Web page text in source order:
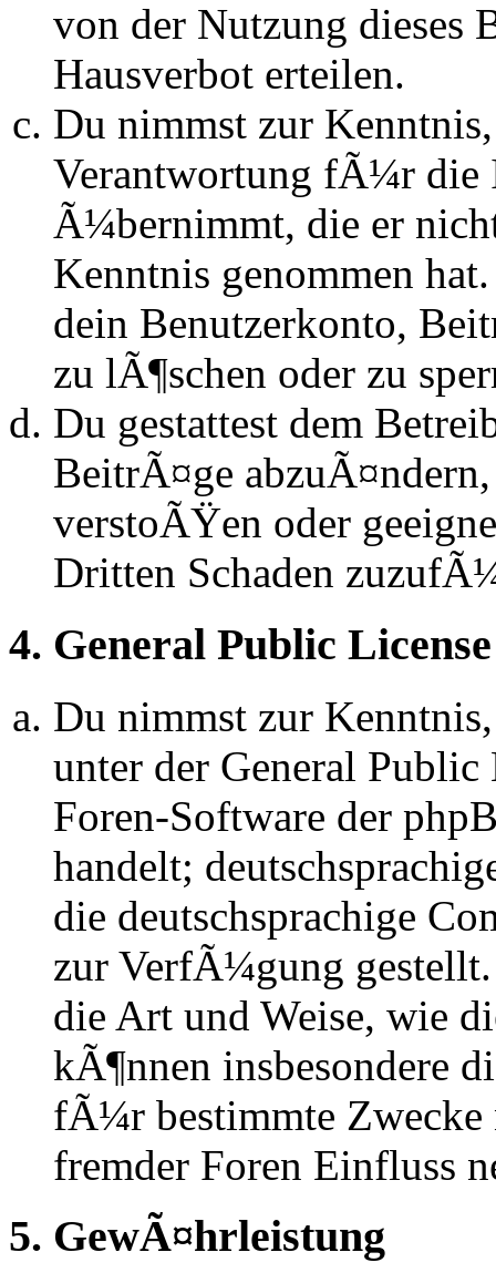
von der Nutzung dieses
Hausverbot erteilen.
Du nimmst zur
Verantwortung fÃ¼r die
Ã¼bernimmt, die er
Kenntnis genommen
dein Benutzerkonto,
zu lÃ¶schen oder zu
Du gestattest dem
BeitrÃ¤ge
verstoÃŸen oder
Dritten Schaden
4. General Public License
Du nimmst zur
unter der General
Foren-Software der
handelt;
die deutschsprachige
zur VerfÃ¼gung
die Art und Weise, wie
kÃ¶nnen insbesondere
fÃ¼r bestimmte Zwecke
fremder Foren Einfluss
5. GewÃ¤hrleistung